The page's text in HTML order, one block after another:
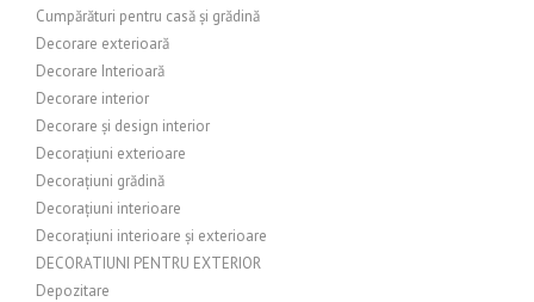
Cumpărături pentru casă și grădină
Decorare exterioară
Decorare Interioară
Decorare interior
Decorare și design interior
Decorațiuni exterioare
Decorațiuni grădină
Decorațiuni interioare
Decorațiuni interioare și exterioare
DECORATIUNI PENTRU EXTERIOR
Depozitare